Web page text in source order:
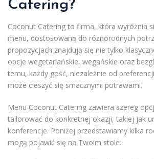
Catering?
Coconut Catering to firma, która wyróżnia
menu, dostosowaną do różnorodnych
propozycjach znajdują się nie tylko
opcje wegetariańskie, wegańskie oraz
temu, każdy gość, niezależnie od
może cieszyć się smacznymi potrawami.
Menu Coconut Catering zawiera szereg
tailorować do konkretnej okazji, takiej jak
konferencje. Poniżej przedstawiamy kilka
mogą pojawić się na Twoim stole: